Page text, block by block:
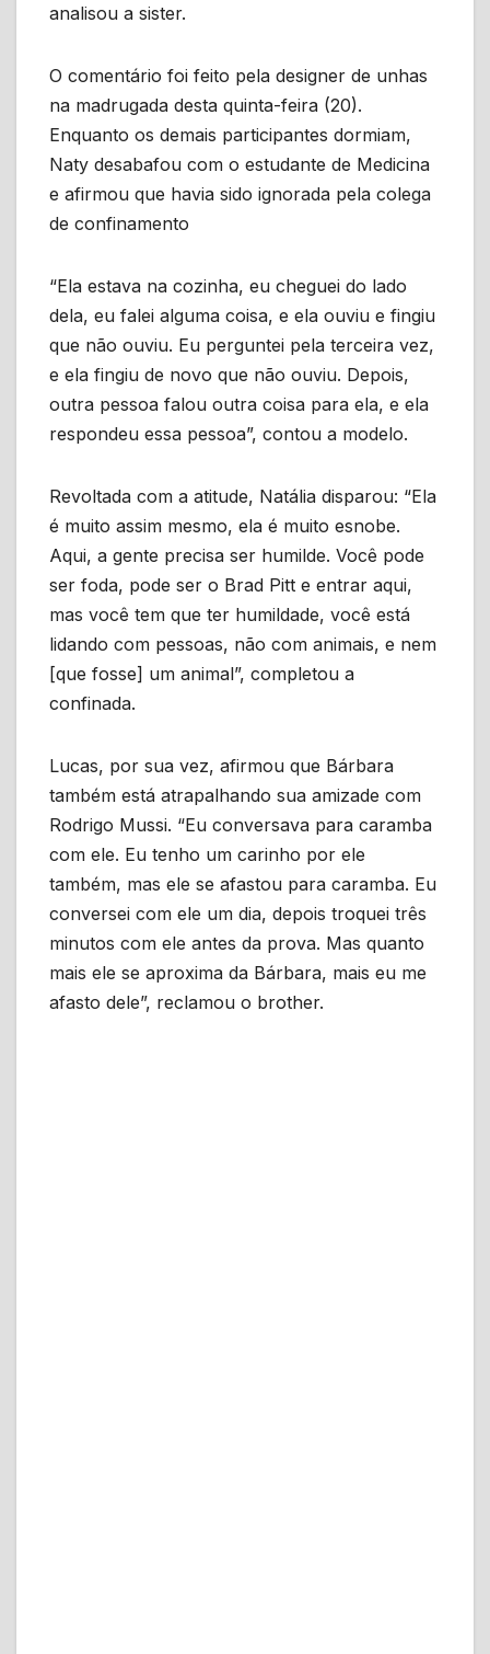
analisou a sister.
O comentário foi feito pela designer de unhas
na madrugada desta quinta-feira (20).
Enquanto os demais participantes dormiam,
Naty desabafou com o estudante de Medicina
e afirmou que havia sido ignorada pela colega
de confinamento
“Ela estava na cozinha, eu cheguei do lado
dela, eu falei alguma coisa, e ela ouviu e fingiu
que não ouviu. Eu perguntei pela terceira vez,
e ela fingiu de novo que não ouviu. Depois,
outra pessoa falou outra coisa para ela, e ela
respondeu essa pessoa”, contou a modelo.
Revoltada com a atitude, Natália disparou: “Ela
é muito assim mesmo, ela é muito esnobe.
Aqui, a gente precisa ser humilde. Você pode
ser foda, pode ser o Brad Pitt e entrar aqui,
mas você tem que ter humildade, você está
lidando com pessoas, não com animais, e nem
[que fosse] um animal”, completou a
confinada.
Lucas, por sua vez, afirmou que Bárbara
também está atrapalhando sua amizade com
Rodrigo Mussi. “Eu conversava para caramba
com ele. Eu tenho um carinho por ele
também, mas ele se afastou para caramba. Eu
conversei com ele um dia, depois troquei três
minutos com ele antes da prova. Mas quanto
mais ele se aproxima da Bárbara, mais eu me
afasto dele”, reclamou o brother.